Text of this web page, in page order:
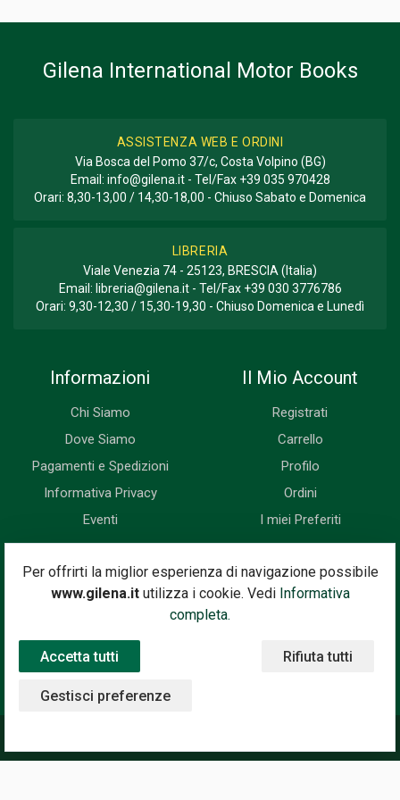
FORMATO
Per offrirti la miglior esperienza di navigazione possibile
www.gilena.itutilizza i cookie. Vedi Informativa
completa.
Accetta tutti Rifiuta tutti
Gestisci preferenze
Gilena International Motor Books
ASSISTENZA WEB E ORDINI
Via Bosca del Pomo 37/c, Costa Volpino (BG)
Email: info@gilena.it- Tel/Fax +39 035 970428
Orari: 8,30-13,00 / 14,30-18,00 - Chiuso Sabato e Domenica
LIBRERIA
Viale Venezia 74 - 25123, BRESCIA (Italia)
Email: libreria@gilena.it- Tel/Fax +39 030 3776786
Orari: 9,30-12,30 / 15,30-19,30 - Chiuso Domenica e Lunedì
Informazioni
Chi Siamo
Dove Siamo
Pagamenti e Spedizioni
Informativa Privacy
Eventi
Il Mio Account
Registrati
Carrello
Profilo
Ordini
I miei Preferiti
Newsletter
Iscriviti subito alla nostra newsletter. Riceverai prima di tutti le
novità, le offerte, i prossimi eventi...
Indirizzo Email
Iscriviti